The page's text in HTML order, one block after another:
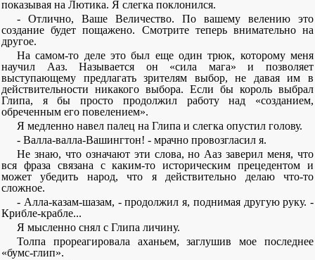
показывая на Лютика. Я слегка поклонился.
- Отлично, Ваше Величество. По вашему велению это
создание будет пощажено. Смотрите теперь внимательно на
другое.
На самом-то деле это был еще один трюк, которому меня
научил Ааз. Называется он «сила мага» и позволяет
выступающему предлагать зрителям выбор, не давая им в
действительности никакого выбора. Если бы король выбрал
Глипа, я бы просто продолжил работу над «созданием,
обреченным его повелением».
Я медленно навел палец на Глипа и слегка опустил голову.
- Валла-валла-Вашингтон! - мрачно провозгласил я.
Не знаю, что означают эти слова, но Ааз заверил меня, что
вся фраза связана с каким-то историческим прецедентом и
может убедить народ, что я действительно делаю что-то
сложное.
- Алла-казам-шазам, - продолжил я, поднимая другую руку. -
Крибле-крабле...
Я мысленно снял с Глипа личину.
Толпа прореагировала аханьем, заглушив мое последнее
«бумс-глип».